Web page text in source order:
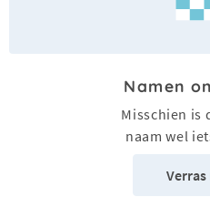
Namen
Misschien is
naam wel
Verras